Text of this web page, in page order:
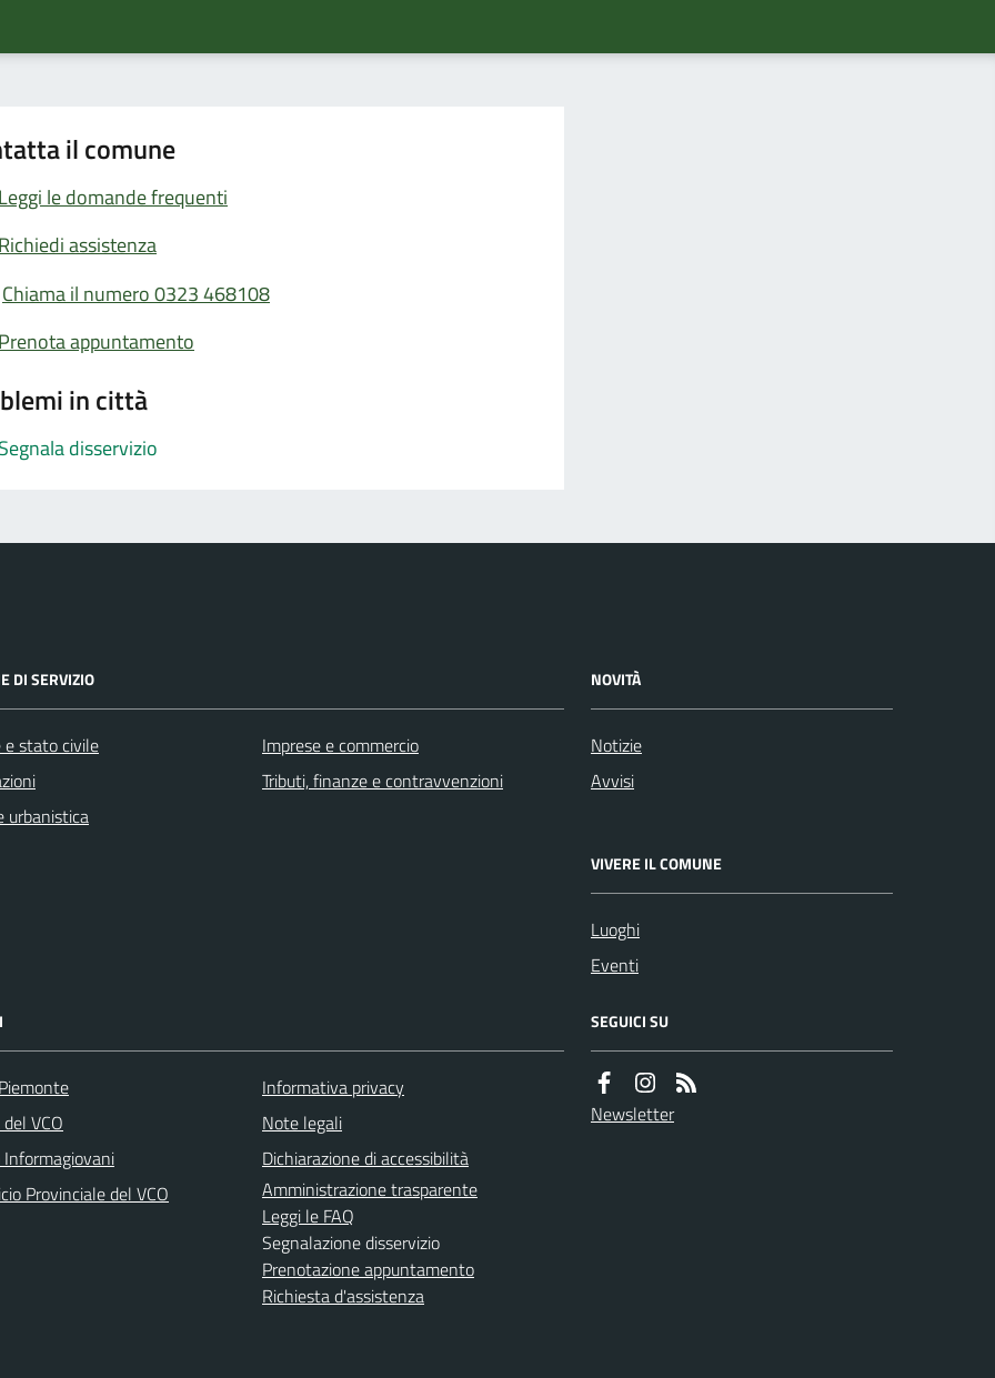
il comune
Leggi le domande frequenti
Richiedi assistenza
Chiama il numero 0323 468108
Prenota appuntamento
in città
Segnala disservizio
DI SERVIZIO
e stato civile
urbanistica
Imprese e commercio
Tributi, finanze e contravvenzioni
NOVITÀ
Notizie
Avvisi
VIVERE IL COMUNE
Luoghi
Eventi
VCO
Provinciale del VCO
Informativa privacy
Note legali
Dichiarazione di accessibilità
Amministrazione trasparente
Leggi le FAQ
Segnalazione disservizio
Prenotazione appuntamento
Richiesta d'assistenza
SEGUICI SU
Newsletter